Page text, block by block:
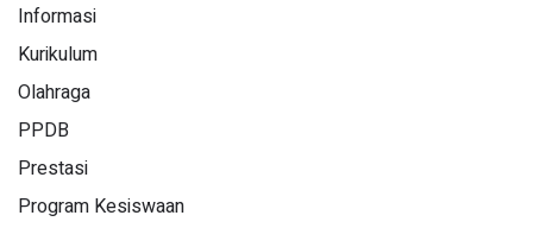
Informasi
Kurikulum
Olahraga
PPDB
Prestasi
Program Kesiswaan